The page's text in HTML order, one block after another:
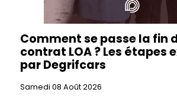
Comment se passe la fin
contrat LOA ? Les étapes
par Degrifcars
Samedi 08 Août 2026